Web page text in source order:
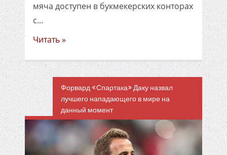
мяча доступен в букмекерских конторах
с...
Читать »
Форвард «Спартака» Даку назвал
лучшего нападающего в мире на
данный момент